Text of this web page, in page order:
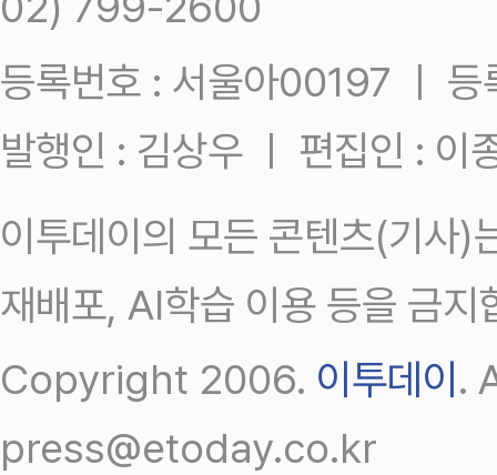
등록번호 : 서울아00197 ㅣ
발행인 : 김상우 ㅣ 편집인 : 이
이투데이의 모든 콘텐츠(기사)
재배포, AI학습 이용 등을 금지
Copyright 2006. 이투데이 .
press@etoday.co.kr